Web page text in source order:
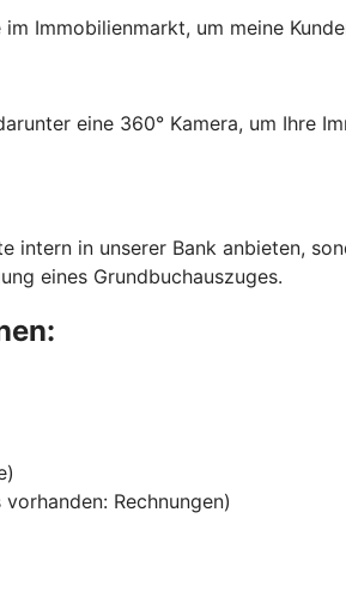
Immobilienmarkt, um meine
eine 360° Kamera, um Ihre
intern in unserer Bank anbieten,
eines Grundbuchauszuges.
Rechnungen)